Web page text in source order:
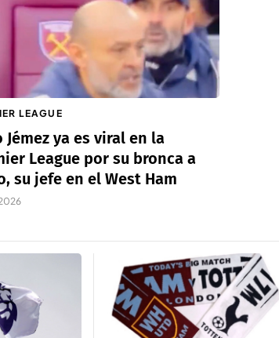
LEAGUE
Jémez ya es viral en la
League por su bronca a
su jefe en el West Ham